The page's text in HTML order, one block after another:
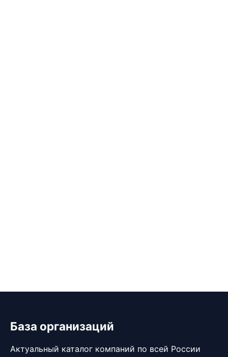
База организаций
Актуальный каталог компаний по всей России